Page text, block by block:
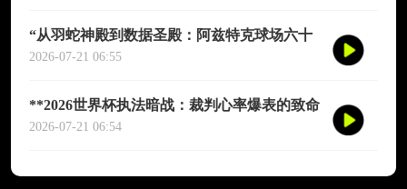
“从羽蛇神殿到数据圣殿：阿兹特克球场六十
年世界杯的文明跃迁”
2026-07-21 06:55
**2026世界杯执法暗战：裁判心率爆表的致命
90分钟**
2026-07-21 06:54